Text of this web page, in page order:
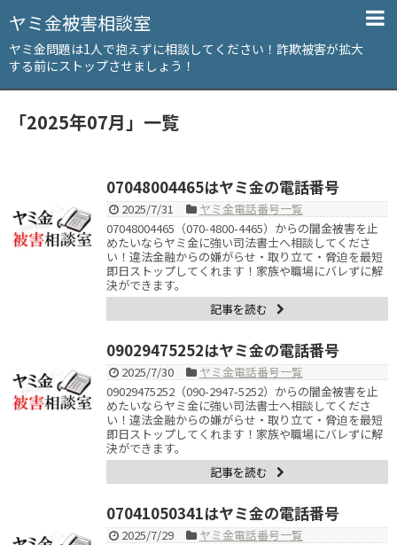
ヤミ金被害相談室
ヤミ金問題は1人で抱えずに相談してください！詐欺被害が拡大
する前にストップさせましょう！
「2025年07月」 一覧
07048004465はヤミ金の電話番号
2025/7/31
ヤミ金電話番号一覧
07048004465（070-4800-4465）からの闇金被害を止
めたいならヤミ金に強い司法書士へ相談してくださ
い！違法金融からの嫌がらせ・取り立て・脅迫を最短
即日ストップしてくれます！家族や職場にバレずに解
決ができます。
記事を読む
09029475252はヤミ金の電話番号
2025/7/30
ヤミ金電話番号一覧
09029475252（090-2947-5252）からの闇金被害を止
めたいならヤミ金に強い司法書士へ相談してくださ
い！違法金融からの嫌がらせ・取り立て・脅迫を最短
即日ストップしてくれます！家族や職場にバレずに解
決ができます。
記事を読む
07041050341はヤミ金の電話番号
2025/7/29
ヤミ金電話番号一覧